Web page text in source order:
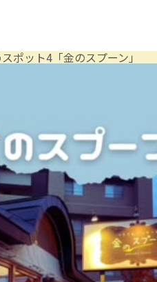
ポット4「金のスプーン」